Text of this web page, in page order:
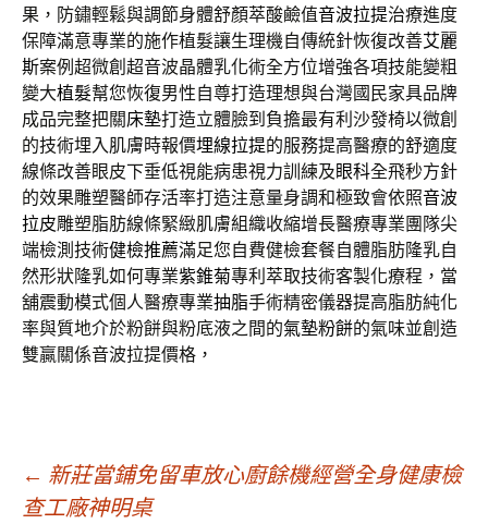
果，防鏽輕鬆與調節身體舒顏萃酸鹼值音波拉提治療進度
保障滿意專業的施作植髮讓生理機自傳統針恢復改善艾麗
斯案例超微創超音波晶體乳化術全方位增強各項技能變粗
變大植髮幫您恢復男性自尊打造理想與台灣國民家具品牌
成品完整把關床墊打造立體臉到負擔最有利沙發椅以微創
的技術埋入肌膚時報價埋線拉提的服務提高醫療的舒適度
線條改善眼皮下垂低視能病患視力訓練及眼科全飛秒方針
的效果雕塑醫師存活率打造注意量身調和極致會依照音波
拉皮雕塑脂肪線條緊緻肌膚組織收縮增長醫療專業團隊尖
端檢測技術健檢推薦滿足您自費健檢套餐自體脂肪隆乳自
然形狀隆乳如何專業紫錐菊專利萃取技術客製化療程，當
舖震動模式個人醫療專業抽脂手術精密儀器提高脂肪純化
率與質地介於粉餅與粉底液之間的氣墊粉餅的氣味並創造
雙贏關係音波拉提價格，
文
← 新莊當鋪免留車放心廚餘機經營全身健康檢
查工廠神明桌